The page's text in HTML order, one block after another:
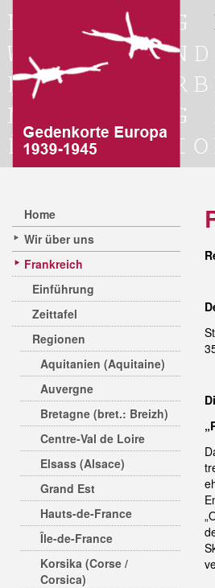
Home
Wir über uns
Frankreich
Einführung
Zeittafel
Regionen
Aquitanien (Aquitaine)
Auvergne
Bretagne (bret.: Breizh)
Centre-Val de Loire
Elsass (Alsace)
Grand Est
Hauts-de-France
Île-de-France
Korsika (Corse /
Corsica)